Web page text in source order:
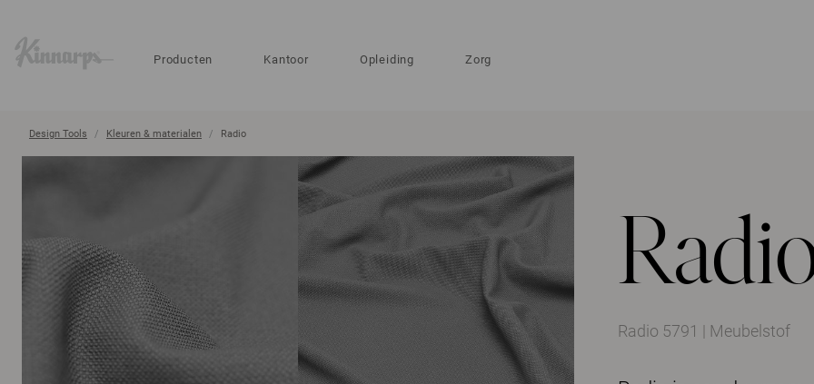
Producten Kantoor Opleiding Zorg
Design Tools Kleuren & materialen Radio
Radio 5791 | Meubelstof